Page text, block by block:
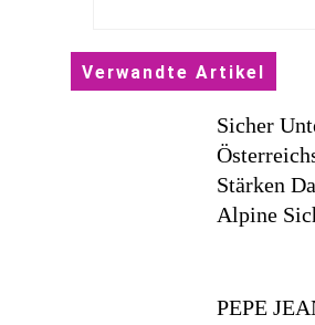
Verwandte Artikel
Sicher
Stärken
Alpine
PEPE